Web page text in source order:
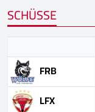
SCHÜSSE
FRB
LFX